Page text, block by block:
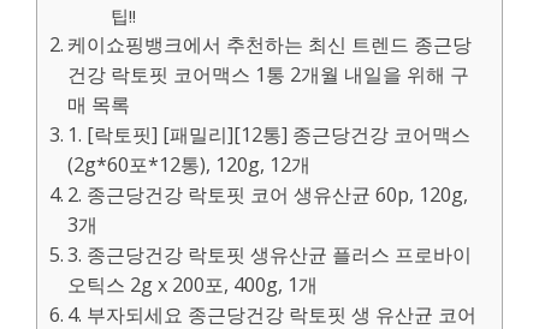
팁!!
케이쇼핑뱅크에서 추천하는 최신 트렌드 종근당
건강 락토핏 코어맥스 1통 2개월 내일을 위해 구
매 목록
1. [락토핏] [패밀리][12통] 종근당건강 코어맥스
(2g*60포*12통), 120g, 12개
2. 종근당건강 락토핏 코어 생유산균 60p, 120g,
3개
3. 종근당건강 락토핏 생유산균 플러스 프로바이
오틱스 2g x 200포, 400g, 1개
4. 부자되세요 종근당건강 락토핏 생 유산균 코어